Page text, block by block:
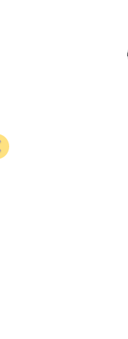
Previous